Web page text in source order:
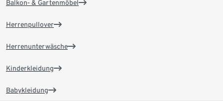
Balkon- & Gartenmöbel
Herrenpullover
Herrenunterwäsche
Kinderkleidung
Babykleidung